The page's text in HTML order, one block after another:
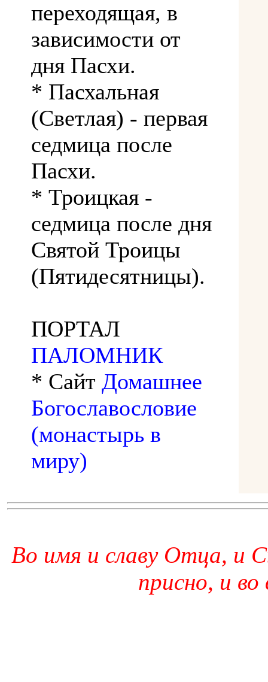
переходящая, в
зависимости от
дня Пасхи.
* Пасхальная
(Светлая) - первая
седмица после
Пасхи.
* Троицкая -
седмица после дня
Святой Троицы
(Пятидесятницы).
ПОРТАЛ
ПАЛОМНИК
* Сайт Домашнее
Богославословие
(монастырь в
миру)
Во имя и славу Отца, и
присно, и во